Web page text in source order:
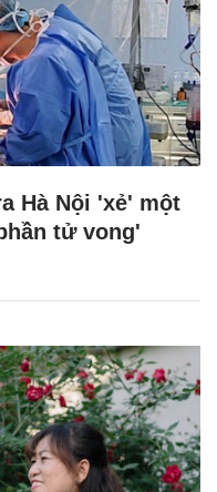
Hà Nội 'xẻ' một
tử vong'